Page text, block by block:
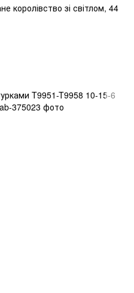
королівство зі світлом, 44